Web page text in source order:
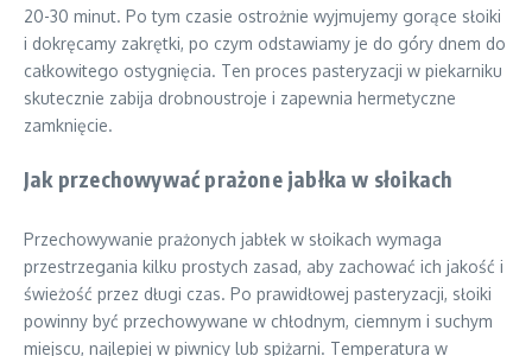
20-30 minut. Po tym czasie ostrożnie wyjmujemy gorące słoiki
i dokręcamy zakrętki, po czym odstawiamy je do góry dnem do
całkowitego ostygnięcia. Ten proces pasteryzacji w piekarniku
skutecznie zabija drobnoustroje i zapewnia hermetyczne
zamknięcie.
Jak przechowywać prażone jabłka w słoikach
Przechowywanie prażonych jabłek w słoikach wymaga
przestrzegania kilku prostych zasad, aby zachować ich jakość i
świeżość przez długi czas. Po prawidłowej pasteryzacji, słoiki
powinny być przechowywane w chłodnym, ciemnym i suchym
miejscu, najlepiej w piwnicy lub spiżarni. Temperatura w